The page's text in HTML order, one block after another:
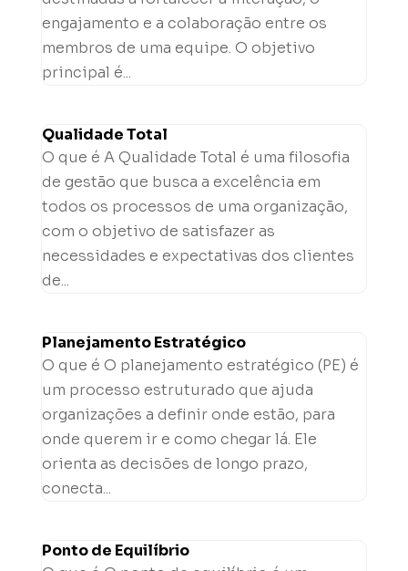
engajamento e a colaboração entre os
membros de uma equipe. O objetivo
principal é...
Qualidade Total
O que é A Qualidade Total é uma filosofia
de gestão que busca a excelência em
todos os processos de uma organização,
com o objetivo de satisfazer as
necessidades e expectativas dos clientes
de...
Planejamento Estratégico
O que é O planejamento estratégico (PE) é
um processo estruturado que ajuda
organizações a definir onde estão, para
onde querem ir e como chegar lá. Ele
orienta as decisões de longo prazo,
conecta...
Ponto de Equilíbrio